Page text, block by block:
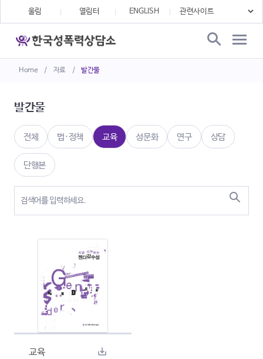
Home / 자료 / 발간물
울림 열림터 ENGLISH
발간물
전체 법·정책 교육 성문화 연구 상담
단행본
교육